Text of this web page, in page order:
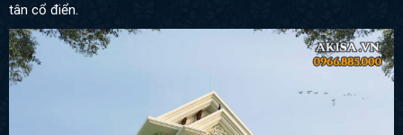
tân cổ điển.